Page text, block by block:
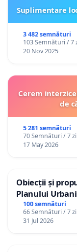
Suplimentare
3 482 semnături
103 Semnături / 7
20 Nov 2025
Cerem
de
5 281 semnături
70 Semnături / 7
17 May 2026
Obiecții și
Planului
100 semnături
66 Semnături / 7
31 Jul 2026